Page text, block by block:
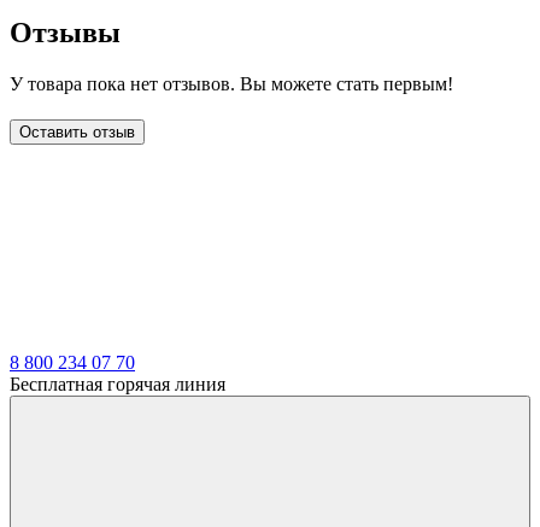
Отзывы
У товара пока нет отзывов. Вы можете стать первым!
Оставить отзыв
8 800 234 07 70
Бесплатная горячая линия